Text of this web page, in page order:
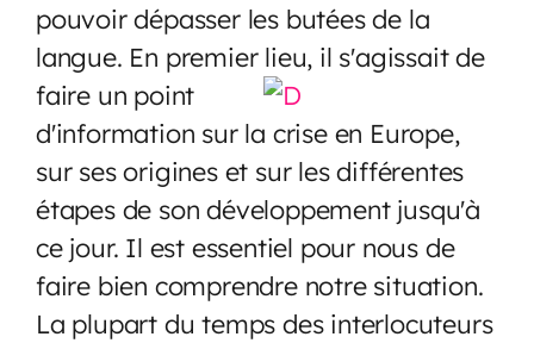
pouvoir dépasser les butées de la
langue. En premier lieu, il s'agissait de
faire un point
d'information sur la crise en Europe,
sur ses origines et sur les différentes
étapes de son développement jusqu'à
ce jour. Il est essentiel pour nous de
faire bien comprendre notre situation.
La plupart du temps des interlocuteurs